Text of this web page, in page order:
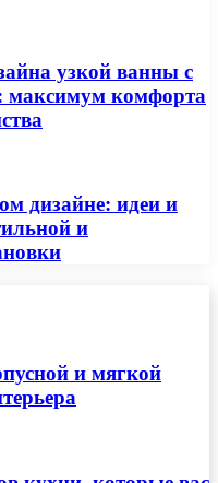
узкой ванны с
комфорта
дизайне: идеи и
и
и мягкой